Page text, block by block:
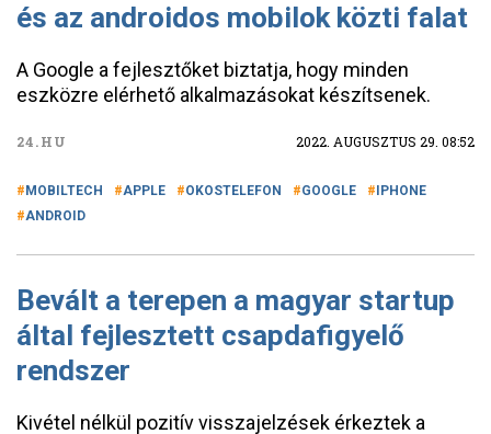
és az androidos mobilok közti falat
A Google a fejlesztőket biztatja, hogy minden
eszközre elérhető alkalmazásokat készítsenek.
24.HU 2022. AUGUSZTUS 29. 08:52
MOBILTECH APPLE OKOSTELEFON GOOGLE
IPHONE
ANDROID
Bevált a terepen a magyar startup
által fejlesztett csapdafigyelő
rendszer
Kivétel nélkül pozitív visszajelzések érkeztek a